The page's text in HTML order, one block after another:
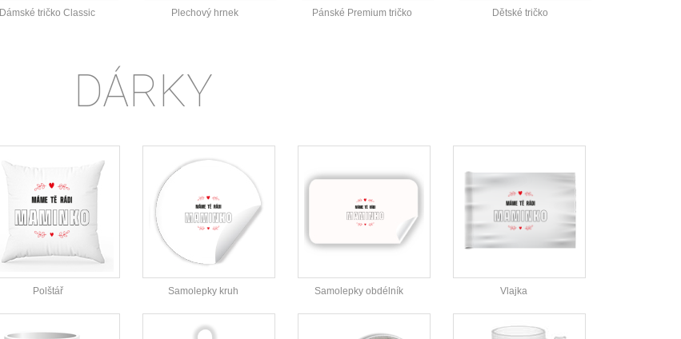
Dámské tričko Classic Plechový hrnek Pánské Premium tričko Dětské tričko
DÁRKY
Polštář Samolepky kruh Samolepky obdélník Vlajka